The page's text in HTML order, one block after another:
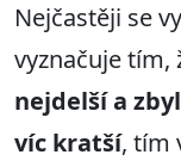
Nejčastěji se
vyznačuje tím,
nejdelší a
víc kratší, tím